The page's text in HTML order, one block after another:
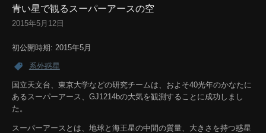
青い星で観るスーパーアースの空
2015年5月12日
初公開時期: 2015年5月
系外惑星
国立天文台、東京大学などの研究チームは、およそ40光年のかなたに
あるスーパーアース、GJ1214bの大気を観測することに成功しまし
た。
スーパーアースとは、地球と海王星の中間の質量、大きさを持つ惑星